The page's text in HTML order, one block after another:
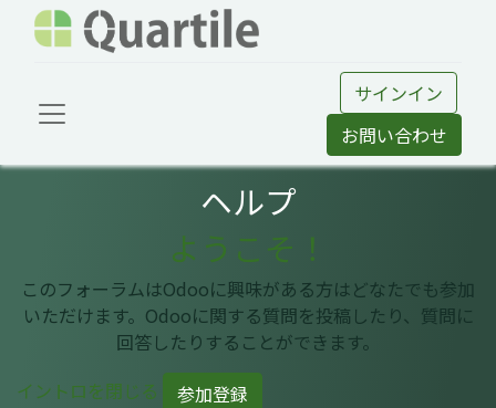
サインイン
お問い合わせ
ヘルプ
ようこそ！
このフォーラムはOdooに興味がある方はどなたでも参加
いただけます。Odooに関する質問を投稿したり、質問に
回答したりすることができます。
イントロを閉じる
参加登録